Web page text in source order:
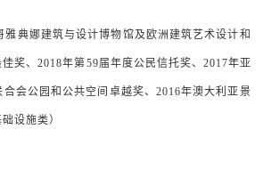
雅典娜建筑与设计博物馆及欧洲建筑艺术设计和
奖、2018年第59届年度公民信托奖、2017年亚
会公园和公共空间卓越奖、2016年澳大利亚景
设施类）